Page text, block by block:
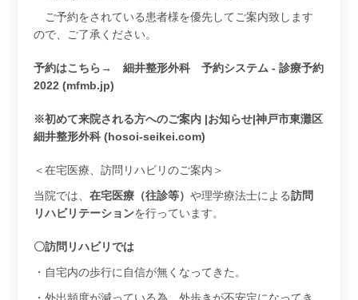
ご予約をされている患者様を優先してご案内致します
ので、ご了承ください。
予約はこちら→
細井整形外科 予約システム - 診療予約
2022 (mfmb.jp)
※初めて来院される方へのご案内 |お知らせ|神戸市東灘区
細井整形外科 (hosoi-seikei.com)
＜在宅医療、訪問リハビリのご案内＞
当院では、在宅医療（往診等）や理学療法士による訪問
リハビリテーションを行っています。
〇訪問リハビリでは
・自宅内の歩行に自信が無くなってきた。